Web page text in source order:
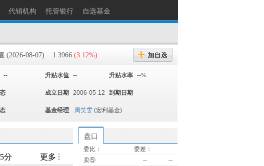
代销机构 托管银行 自选基金
(2026-08-07) 1.3966 (3.12%)
-- 升贴水值 -- 升贴水率 --%
成立日期 2006-05-12 到期日期 --
基金经理 周笑雯 (宏利基金)
盘口
委比：
委差：
卖⑤
--
--